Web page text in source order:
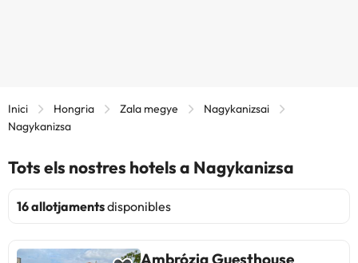
Inici Hongria Zala megye
Nagykanizsai
Nagykanizsa
Tots els nostres hotels a Nagykanizsa
16 allotjamentsdisponibles
Ambrózia Guesthouse